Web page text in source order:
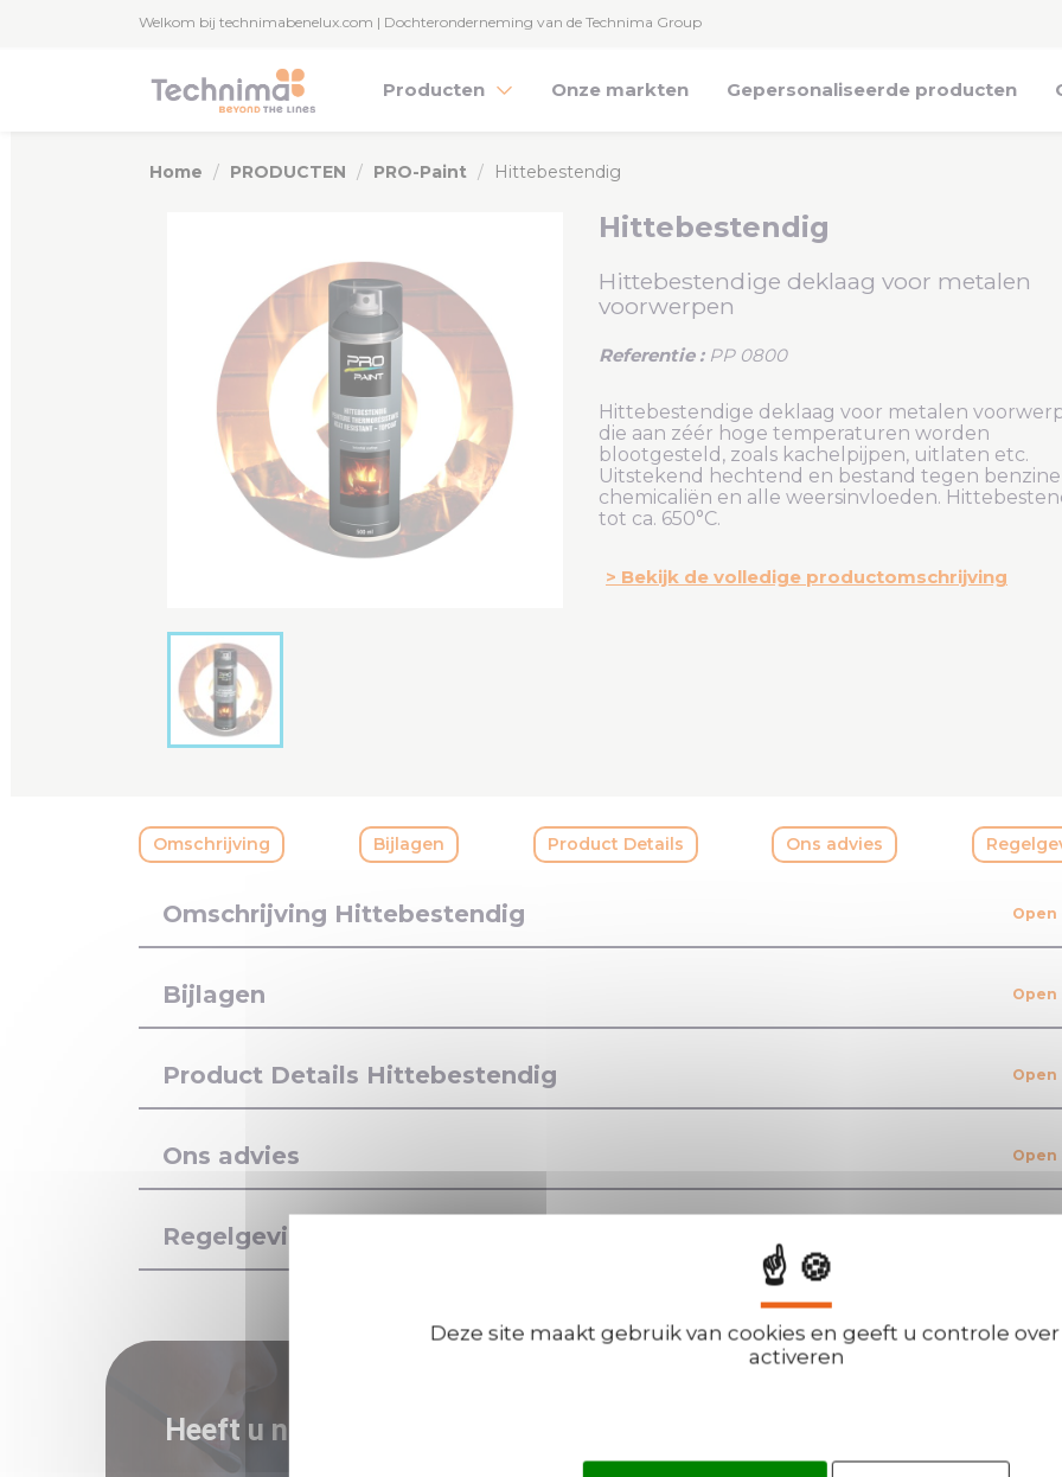
Welkom bij technimabenelux.com | Dochteronderneming van de Technima Group
Producten Onze markten Gepersonaliseerde producten
Home PRODUCTEN PRO-Paint Hittebestendig
Hittebestendig
Hittebestendige deklaag voor metalen
voorwerpen
Referentie : PP 0800
Hittebestendige deklaag voor metalen
die aan zéér hoge temperaturen worden
blootgesteld, zoals kachelpijpen, uitlaten etc.
Uitstekend hechtend en bestand tegen
chemicaliën en alle weersinvloeden.
tot ca. 650°C.
Bekijk de volledige productomschrijving
Omschrijving Bijlagen Product Details Ons advies
Omschrijving Hittebestendig
Bijlagen
Product Details Hittebestendig
Ons advies
Regelgeving, gezondheid en veiligheid
Heeft u nog vragen?
☝ 🍪
Deze site maakt gebruik van cookies en geeft u controle
activeren